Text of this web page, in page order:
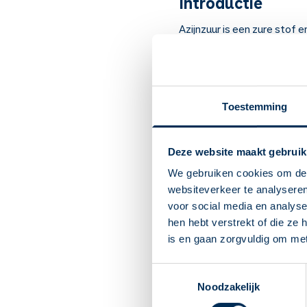
Toestemming
Deze website maakt
We gebruiken cookies om
websiteverkeer te
voor social media en
hen hebt verstrekt of die ze
is en gaan zorgvuldig om
Noodzakelijk
Azijnzuur is een zure stof
Azijnzuur werkt
uw oor vallen. Houd uw
site.
Verdeel de doseringen
Gebruik deze
U kunt meteen na het
hier toch last van?
namelijk last van
U mag dit medicijn
U mag dit medicijn